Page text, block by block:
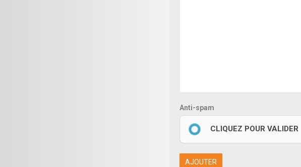
Anti-spam
CLIQUEZ POUR VALIDER
AJOUTER